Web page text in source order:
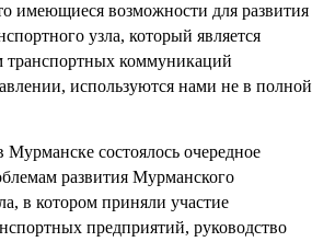
имеющиеся возможности для развития
узла, который является
коммуникаций
используются нами не в полной
Мурманске состоялось очередное
развития Мурманского
в котором приняли участие
предприятий, руководство